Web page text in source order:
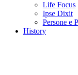
Life Focus
Ipse Dixit
Persone e
History